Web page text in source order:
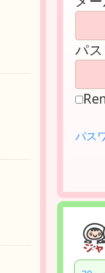
パ
パス